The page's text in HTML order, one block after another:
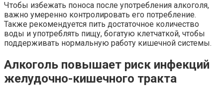
Чтобы избежать поноса после употребления алкоголя,
важно умеренно контролировать его потребление.
Также рекомендуется пить достаточное количество
воды и употреблять пищу, богатую клетчаткой, чтобы
поддерживать нормальную работу кишечной системы.
Алкоголь повышает риск инфекций
желудочно-кишечного тракта